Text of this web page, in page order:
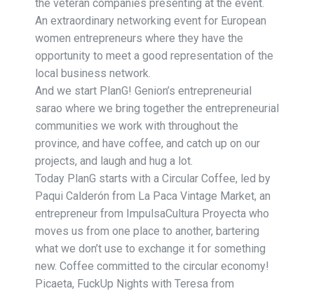
the veteran companies presenting at the event.
An extraordinary networking event for European
women entrepreneurs where they have the
opportunity to meet a good representation of the
local business network.
And we start PlanG! Genion’s entrepreneurial
sarao where we bring together the entrepreneurial
communities we work with throughout the
province, and have coffee, and catch up on our
projects, and laugh and hug a lot.
Today PlanG starts with a Circular Coffee, led by
Paqui Calderón from La Paca Vintage Market, an
entrepreneur from ImpulsaCultura Proyecta who
moves us from one place to another, bartering
what we don’t use to exchange it for something
new. Coffee committed to the circular economy!
Picaeta, FuckUp Nights with Teresa from